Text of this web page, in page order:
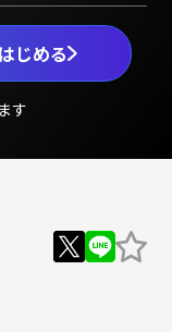
じめる
す